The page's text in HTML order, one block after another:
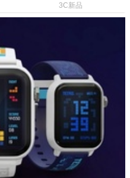
倍
3C新品